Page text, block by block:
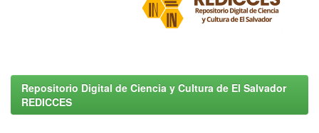
Repositorio Digital de Ciencia y Cultura de El Salvador
REDICCES